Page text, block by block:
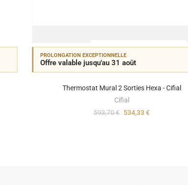
PROLONGATION EXCEPTIONNELLE
Offre valable jusqu'au 31 août
Thermostat Mural 2 Sorties Hexa - Cifial
Cifial
593,70 € 534,33 €